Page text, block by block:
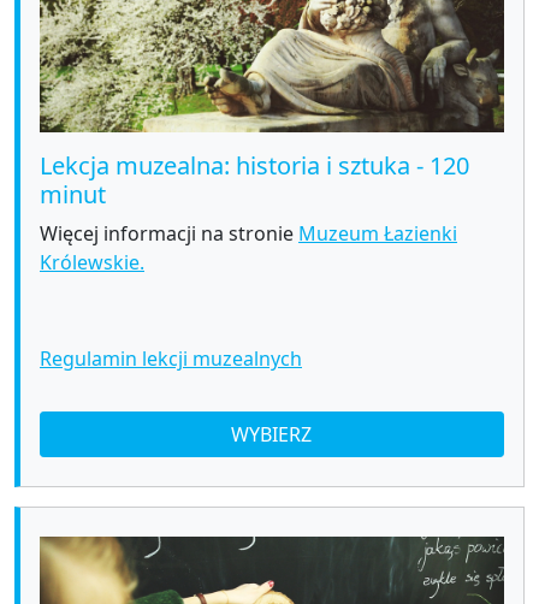
Lekcja muzealna: historia i sztuka - 120
minut
Więcej informacji na stronie Muzeum Łazienki
Królewskie.
Regulamin lekcji muzealnych
WYBIERZ